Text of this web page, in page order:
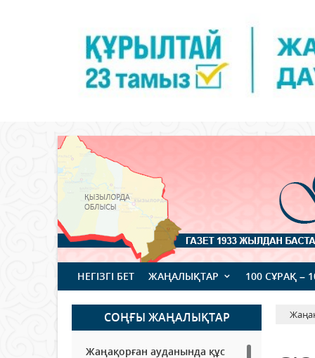
НЕГІЗГІ БЕТ ЖАҢАЛЫҚТАР 100 СҰРАҚ –
СОҢҒЫ ЖАҢАЛЫҚТАР
Жаңақорған ауданында құс